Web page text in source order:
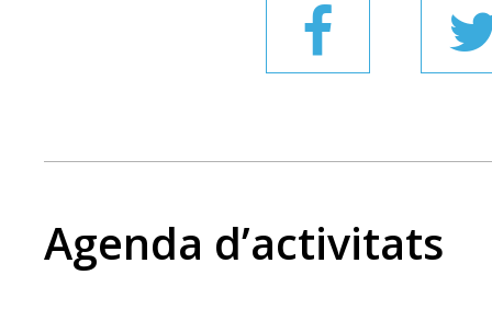
Agenda d’activitats